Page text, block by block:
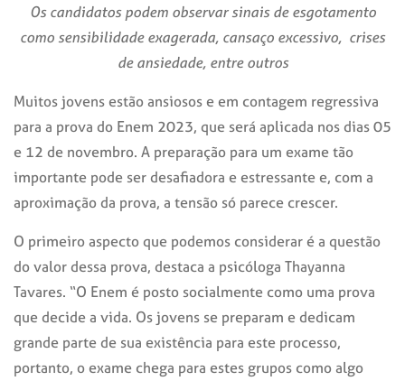
Os candidatos podem observar sinais de esgotamento
como sensibilidade exagerada, cansaço excessivo, crises
de ansiedade, entre outros
Muitos jovens estão ansiosos e em contagem regressiva
para a prova do Enem 2023, que será aplicada nos dias 05
e 12 de novembro. A preparação para um exame tão
importante pode ser desafiadora e estressante e, com a
aproximação da prova, a tensão só parece crescer.
O primeiro aspecto que podemos considerar é a questão
do valor dessa prova, destaca a psicóloga Thayanna
Tavares. “O Enem é posto socialmente como uma prova
que decide a vida. Os jovens se preparam e dedicam
grande parte de sua existência para este processo,
portanto, o exame chega para estes grupos como algo